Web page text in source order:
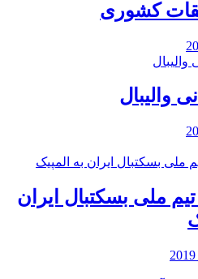
کشوری
والیبال
تیم ملی بسکتبال ایران